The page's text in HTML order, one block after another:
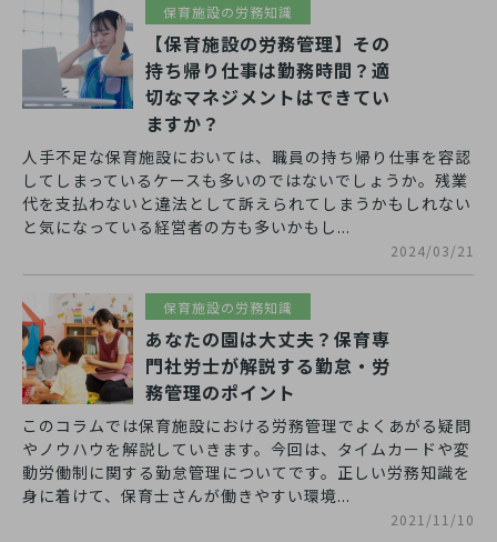
保育施設の労務知識
【保育施設の労務管理】その
持ち帰り仕事は勤務時間？適
切なマネジメントはできてい
ますか？
人手不足な保育施設においては、職員の持ち帰り仕事を容認
してしまっているケースも多いのではないでしょうか。残業
代を支払わないと違法として訴えられてしまうかもしれない
と気になっている経営者の方も多いかもし...
2024/03/21
保育施設の労務知識
あなたの園は大丈夫？保育専
門社労士が解説する勤怠・労
務管理のポイント
このコラムでは保育施設における労務管理でよくあがる疑問
やノウハウを解説していきます。今回は、タイムカードや変
動労働制に関する勤怠管理についてです。正しい労務知識を
身に着けて、保育士さんが働きやすい環境...
2021/11/10